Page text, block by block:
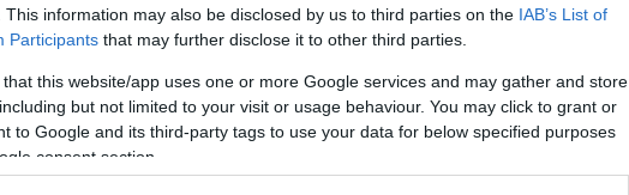
This information may also be disclosed by us to third parties on the IAB’s List of
Participants that may further disclose it to other third parties.
that this website/app uses one or more Google services and may gather and store
but not limited to your visit or usage behaviour. You may click to grant or
to Google and its third-party tags to use your data for below specified purposes
consent section.
en Pamplona
presencia de Casemiro frente a Osasuna. El
de una lesión muscular que le hace
el compromiso Champions contra el Manchester